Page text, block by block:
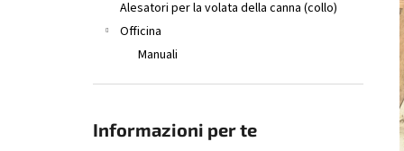
Alesatori per la volata della canna (collo)
Officina
Manuali
Informazioni per te
o
l
i
168,66 €